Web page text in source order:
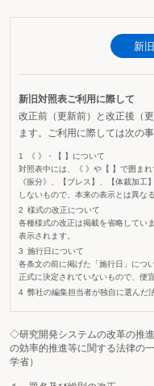
新
新旧対照表ご利用に際して
改正前（更新前）と改正後（
ます。ご利用に際しては次の
《 》・【 】について
対照表中には、《 》や【 】で囲ま
《振分》、【ブレス】、【体裁加
しないもので、本来の表示とは異な
様式の改正について
各種様式の改正は掲載を省略してい
表示されます。
施行日について
各条文の前に掲げた「施行日」につ
正式に決定されていないもので、便
弊社の編集担当者が独自に選んだ
◇研究開発システムの改革の推
の効率的推進等に関する法律の
学省）